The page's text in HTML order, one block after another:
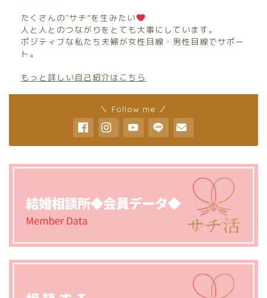
たくさんの″サチ”を生みたい
人と人とのつながりをとても大事にしています。
ポジティブな私たち夫婦が女性目線・男性目線でサポー
ト。
もっと詳しい自己紹介はこちら
＼ Follow me ／